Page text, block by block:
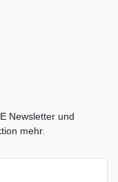
Newsletter und
mehr.